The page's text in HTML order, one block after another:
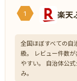
1 楽天
全国ほぼすべての自
級。 レビュー件数
やすい。 自治体公
み。